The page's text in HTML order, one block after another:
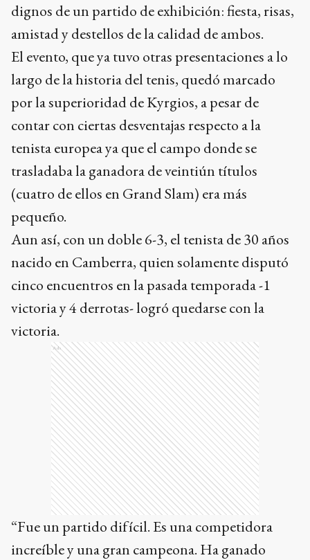
dignos de un partido de exhibición: fiesta, risas,
amistad y destellos de la calidad de ambos.
El evento, que ya tuvo otras presentaciones a lo
largo de la historia del tenis, quedó marcado
por la superioridad de Kyrgios, a pesar de
contar con ciertas desventajas respecto a la
tenista europea ya que el campo donde se
trasladaba la ganadora de veintiún títulos
(cuatro de ellos en Grand Slam) era más
pequeño.
Aun así, con un doble 6-3, el tenista de 30 años
nacido en Camberra, quien solamente disputó
cinco encuentros en la pasada temporada -1
victoria y 4 derrotas- logró quedarse con la
victoria.
Ads
“Fue un partido difícil. Es una competidora
increíble y una gran campeona. Ha ganado